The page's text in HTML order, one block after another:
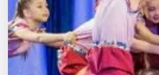
Города
Площадки
Артисты